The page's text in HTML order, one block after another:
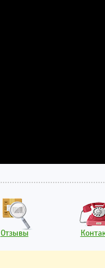
Отзывы